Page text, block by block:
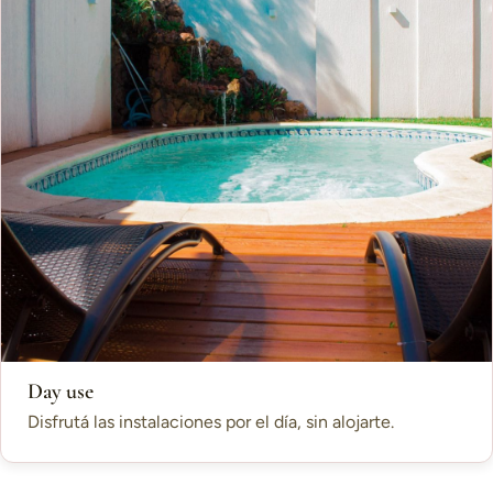
Day use
Disfrutá las instalaciones por el día, sin alojarte.